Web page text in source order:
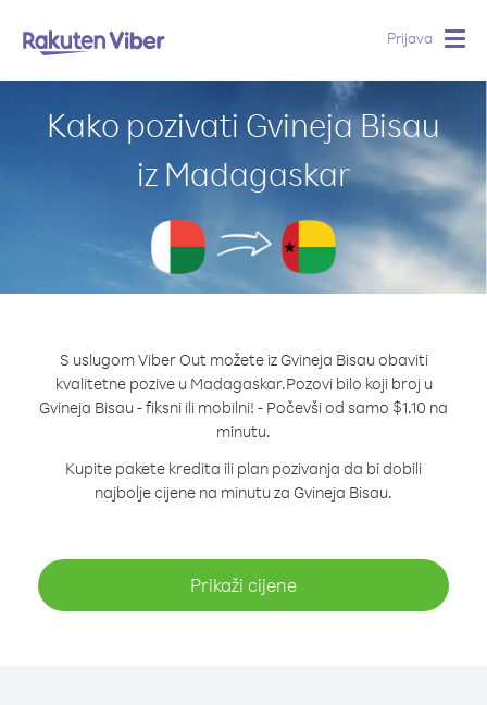
Prijava
Kako pozivati Gvineja Bisau
iz Madagaskar
S uslugom Viber Out možete iz Gvineja Bisau obaviti
kvalitetne pozive u Madagaskar.Pozovi bilo koji broj u
Gvineja Bisau - fiksni ili mobilni! - Počevši od samo $1.10 na
minutu.
Kupite pakete kredita ili plan pozivanja da bi dobili
najbolje cijene na minutu za Gvineja Bisau.
Prikaži cijene